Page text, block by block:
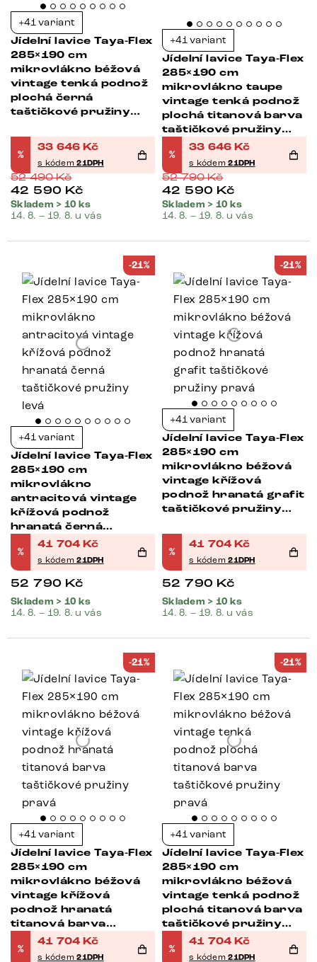
+41 variant
Jídelní lavice Taya-Flex
285×190 cm
mikrovlákno béžová
vintage tenká podnož
plochá černá
taštičkové pružiny
%
33 646 Kč
s kódem21DPH
52 490Kč
42 590 Kč
Skladem > 10 ks
14. 8. – 19. 8. u vás
+41 variant
Jídelní lavice Taya-Flex
285×190 cm
mikrovlákno taupe
vintage tenká podnož
plochá titanová barva
taštičkové pružiny
%
33 646 Kč
s kódem21DPH
52 790Kč
42 590 Kč
Skladem > 10 ks
14. 8. – 19. 8. u vás
-21%
+41 variant
Jídelní lavice Taya-Flex
285×190 cm
mikrovlákno
antracitová vintage
křížová podnož
hranatá černá
taštičkové pružiny
levá
%
41 704 Kč
s kódem21DPH
52 790 Kč
Skladem > 10 ks
14. 8. – 19. 8. u vás
-21%
+41 variant
Jídelní lavice Taya-Flex
285×190 cm
mikrovlákno béžová
vintage křížová
podnož hranatá grafit
taštičkové pružiny
%
41 704 Kč
s kódem21DPH
52 790 Kč
Skladem > 10 ks
14. 8. – 19. 8. u vás
-21%
+41 variant
Jídelní lavice Taya-Flex
285×190 cm
mikrovlákno béžová
vintage křížová
podnož hranatá
titanová barva
taštičkové pružiny
pravá
%
41 704 Kč
s kódem21DPH
-21%
+41 variant
Jídelní lavice Taya-Flex
285×190 cm
mikrovlákno béžová
vintage tenká podnož
plochá titanová barva
taštičkové pružiny
pravá
%
41 704 Kč
s kódem21DPH